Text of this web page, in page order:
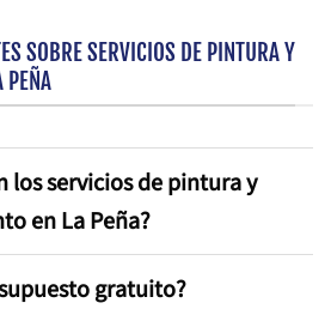
SOBRE SERVICIOS DE PINTURA Y
PEÑA
los servicios de pintura y
en La Peña?
gratuito?